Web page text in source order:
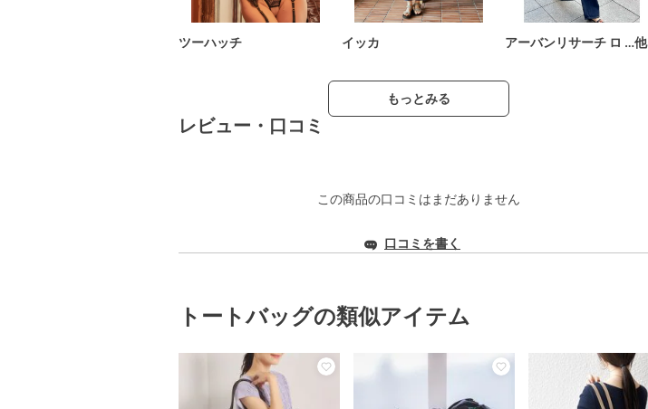
ツーハッチ イッカ アーバンリサーチ ロ …他
もっとみる
レビュー・口コミ
この商品の口コミはまだありません
口コミを書く
トートバッグの類似アイテム